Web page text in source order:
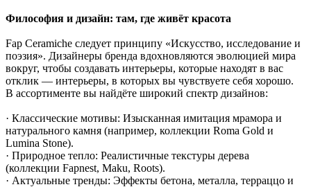
Философия и дизайн: там, где живёт красота
Fap Ceramiche следует принципу «Искусство, исследование и
поэзия». Дизайнеры бренда вдохновляются эволюцией мира
вокруг, чтобы создавать интерьеры, которые находят в вас
отклик — интерьеры, в которых вы чувствуете себя хорошо.
В ассортименте вы найдёте широкий спектр дизайнов:
· Классические мотивы: Изысканная имитация мрамора и
натурального камня (например, коллекции Roma Gold и
Lumina Stone).
· Природное тепло: Реалистичные текстуры дерева
(коллекции Fapnest, Maku, Roots).
· Актуальные тренды: Эффекты бетона, металла, терраццо и